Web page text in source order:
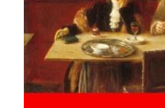
AJOUTER AU PANIER